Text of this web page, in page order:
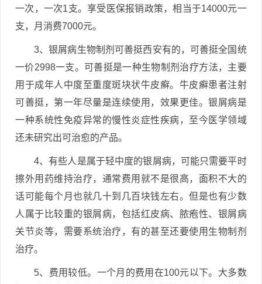
一次，一次1支。享受医保报销政策，相当于14000元一
支，月消费7000元。
3、银屑病生物制剂可善挺西安有的，可善挺全国统
一价2998一支。可善挺是一种生物制剂治疗方法，主要
用于成年人中度至重度斑块状牛皮癣。牛皮癣患者注射
可善挺，第一年尽量是连续使用，效果更佳。银屑病是
一种系统性免疫异常的慢性炎症性疾病，至今医学领域
还未研究出可治愈的产品。
4、有些人是属于轻中度的银屑病，可能只需要平时
擦外用药维持治疗，通常费用就不是很高，面积不大的
话可能每个月也就几十到几百块钱左右。但是也有少数
人属于比较重的银屑病，包括红皮病、脓疱性、银屑病
关节炎等，需要系统治疗，有的甚至还要使用生物制剂
治疗。
5、费用较低。一个月的费用在100元以下。大多数